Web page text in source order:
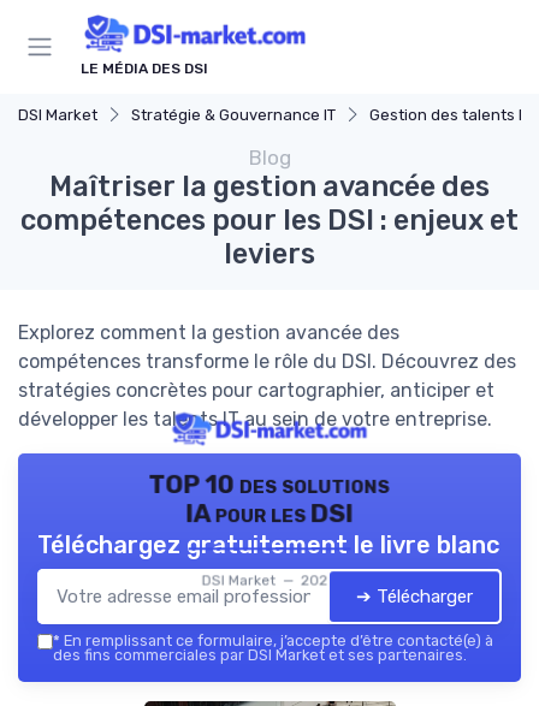
LE MÉDIA DES DSI
DSI Market Stratégie & Gouvernance IT Gestion des talents IT
Blog
Maîtriser la gestion avancée des
compétences pour les DSI : enjeux et
leviers
Explorez comment la gestion avancée des
compétences transforme le rôle du DSI. Découvrez des
stratégies concrètes pour cartographier, anticiper et
développer les talents IT au sein de votre entreprise.
TOP 10 des solutions
IA pour les DSI
DSI Market — 2026
Téléchargez gratuitement le livre blanc
➔ Télécharger
* En remplissant ce formulaire, j’accepte d’être contacté(e) à
des fins commerciales par DSI Market et ses partenaires.
Panneau de gestion des cookies